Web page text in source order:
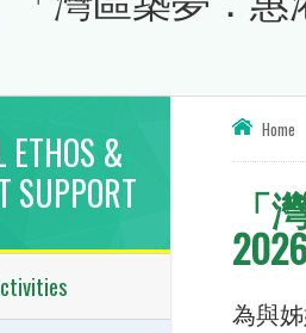
Home
「
為與
ETHOS &
SUPPORT